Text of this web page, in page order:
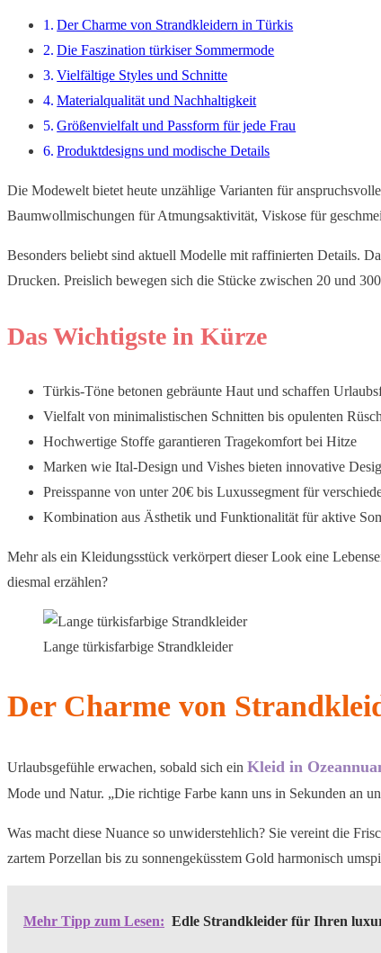
Der Charme von Strandkleidern in Türkis
Die Faszination türkiser Sommermode
Vielfältige Styles und Schnitte
Materialqualität und Nachhaltigkeit
Größenvielfalt und Passform für jede Frau
Produktdesigns und modische Details
Die Modewelt bietet heute unzählige Varianten für
Baumwollmischungen für Atmungsaktivität, Viskose für
Besonders beliebt sind aktuell Modelle mit raffinierten Details.
Drucken. Preislich bewegen sich die Stücke zwischen 20 und
Das Wichtigste in Kürze
Türkis-Töne betonen gebräunte Haut und schaffen
Vielfalt von minimalistischen Schnitten bis opulenten
Hochwertige Stoffe garantieren Tragekomfort bei Hitze
Marken wie Ital-Design und Vishes bieten innovative
Preisspanne von unter 20€ bis Luxussegment für
Kombination aus Ästhetik und Funktionalität für aktive
Mehr als ein Kleidungsstück verkörpert dieser Look eine
diesmal erzählen?
Lange türkisfarbige Strandkleider
Der Charme von
Urlaubsgefühle erwachen, sobald sich ein Kleid in
Mode und Natur. „Die richtige Farbe kann uns in Sekunden an
Was macht diese Nuance so unwiderstehlich? Sie vereint die
zartem Porzellan bis zu sonnengeküsstem Gold harmonisch
Mehr Tipp zum Lesen: Edle Strandkleider für Ihren